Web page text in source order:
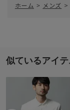
ホーム > メンズ >